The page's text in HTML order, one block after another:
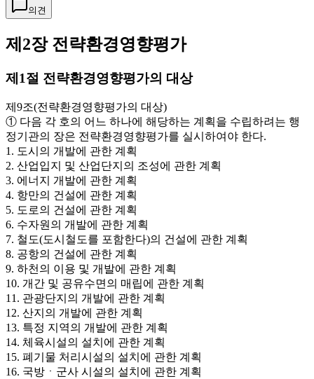
의견
제2장 전략환경영향평가
제1절 전략환경영향평가의 대상
제9조(전략환경영향평가의 대상)
① 다음 각 호의 어느 하나에 해당하는 계획을 수립하려는 행
정기관의 장은 전략환경영향평가를 실시하여야 한다.
1. 도시의 개발에 관한 계획
2. 산업입지 및 산업단지의 조성에 관한 계획
3. 에너지 개발에 관한 계획
4. 항만의 건설에 관한 계획
5. 도로의 건설에 관한 계획
6. 수자원의 개발에 관한 계획
7. 철도(도시철도를 포함한다)의 건설에 관한 계획
8. 공항의 건설에 관한 계획
9. 하천의 이용 및 개발에 관한 계획
10. 개간 및 공유수면의 매립에 관한 계획
11. 관광단지의 개발에 관한 계획
12. 산지의 개발에 관한 계획
13. 특정 지역의 개발에 관한 계획
14. 체육시설의 설치에 관한 계획
15. 폐기물 처리시설의 설치에 관한 계획
16. 국방ㆍ군사 시설의 설치에 관한 계획